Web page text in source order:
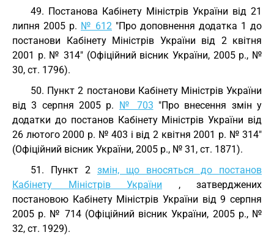
49. Постанова Кабінету Міністрів України від 21
липня 2005 р. № 612 "Про доповнення додатка 1 до
постанови Кабінету Міністрів України від 2 квітня
2001 р. № 314" (Офіційний вісник України, 2005 р., №
30, ст. 1796).
50. Пункт 2 постанови Кабінету Міністрів України
від 3 серпня 2005 р. № 703 "Про внесення змін у
додатки до постанов Кабінету Міністрів України від
26 лютого 2000 р. № 403 і від 2 квітня 2001 р. № 314"
(Офіційний вісник України, 2005 р., № 31, ст. 1871).
51. Пункт 2 змін, що вносяться до постанов
Кабінету Міністрів України , затверджених
постановою Кабінету Міністрів України від 9 серпня
2005 р. № 714 (Офіційний вісник України, 2005 р., №
32, ст. 1929).